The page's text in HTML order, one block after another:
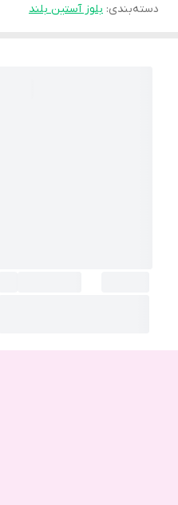
دسته‌بندی: بلوز آستین بلند